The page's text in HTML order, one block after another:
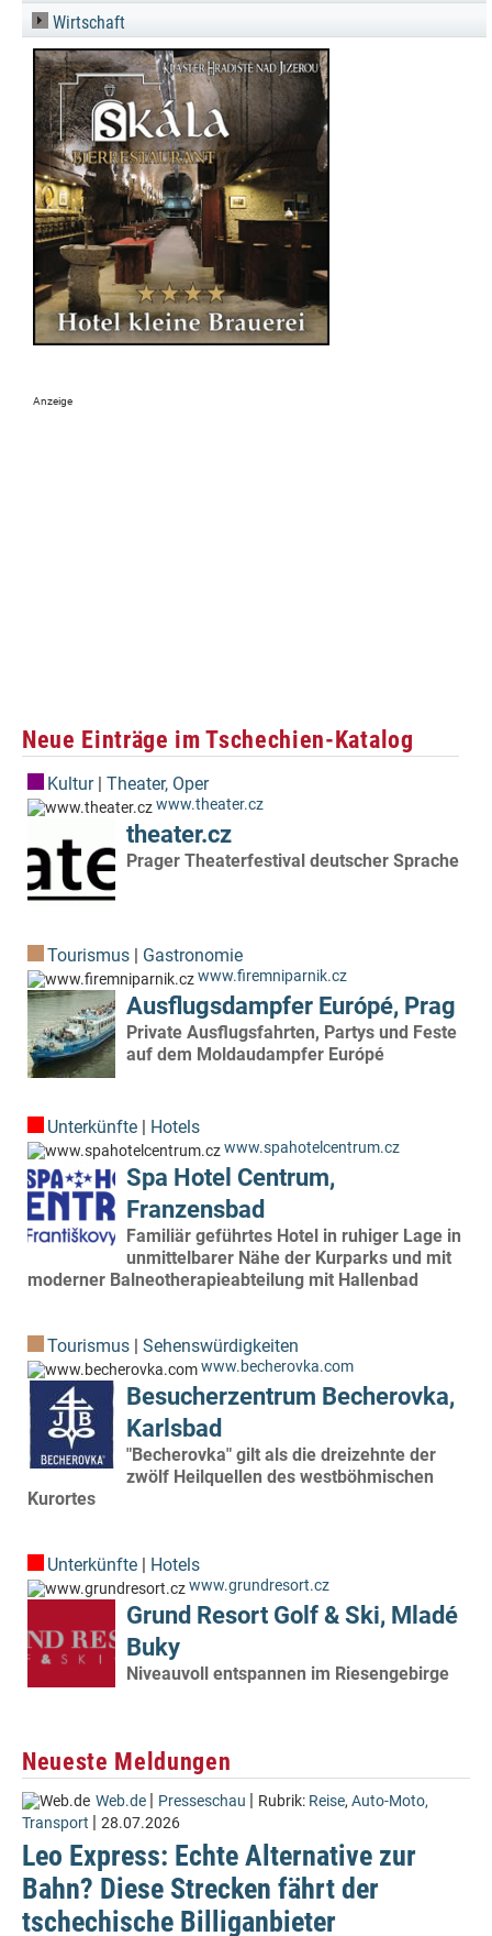
Wirtschaft
Neue Einträge im Tschechien-Katalog
Kultur| Theater, Oper
www.theater.cz
theater.cz
Prager Theaterfestival deutscher Sprache
Tourismus | Gastronomie
www.firemniparnik.cz
Ausflugsdampfer Európé, Prag
Private Ausflugsfahrten, Partys und Feste
auf dem Moldaudampfer Európé
Unterkünfte | Hotels
www.spahotelcentrum.cz
Spa Hotel Centrum,
Franzensbad
Familiär geführtes Hotel in ruhiger Lage in
unmittelbarer Nähe der Kurparks und mit
moderner Balneotherapieabteilung mit Hallenbad
Tourismus | Sehenswürdigkeiten
www.becherovka.com
Besucherzentrum Becherovka,
Karlsbad
"Becherovka" gilt als die dreizehnte der
zwölf Heilquellen des westböhmischen
Kurortes
Unterkünfte | Hotels
www.grundresort.cz
Grund Resort Golf & Ski, Mladé
Buky
Niveauvoll entspannen im Riesengebirge
Neueste Meldungen
Web.de | Presseschau | Rubrik: Reise, Auto-Moto,
Transport | 28.07.2026
Leo Express: Echte Alternative zur
Bahn? Diese Strecken fährt der
tschechische Billiganbieter